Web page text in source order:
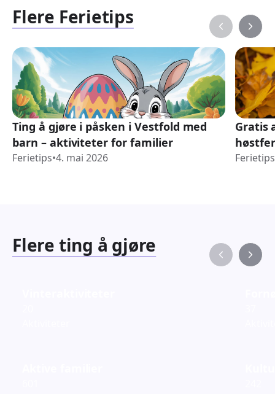
Flere Ferietips
Ting å gjøre i påsken i Vestfold med
barn – aktiviteter for familier
Ferietips•4. mai 2026
Gratis
Ferietips
Flere ting å gjøre